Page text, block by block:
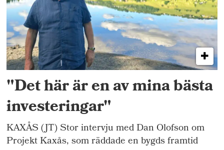
"Det här är en av mina bästa
investeringar"
KAXÅS (JT) Stor intervju med Dan Olofson om
Projekt Kaxås, som räddade en bygds framtid